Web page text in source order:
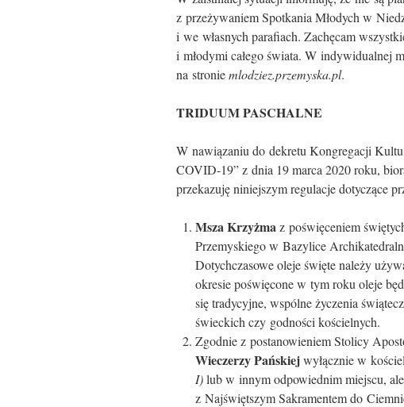
z przeżywaniem Spotkania Młodych w
i we własnych parafiach. Zachęcam
i młodymi całego świata. W indywidualnej
na stroniemlodziez.przemyska.pl.
TRIDUUM PASCHALNE
W nawiązaniu do dekretu Kongregacji
COVID-19” z dnia 19 marca 2020 roku,
przekazuję niniejszym regulacje dotyczące
Msza Krzyżmaz poświęceniem
Przemyskiego w Bazylice
Dotychczasowe oleje święte należy
okresie poświęcone w tym roku oleje
się tradycyjne, wspólne życzenia
świeckich czy godności kościelnych.
Zgodnie z postanowieniem Stolicy
Wieczerzy Pańskiejwyłącznie w
I)lub w innym odpowiednim miejscu,
z Najświętszym Sakramentem do